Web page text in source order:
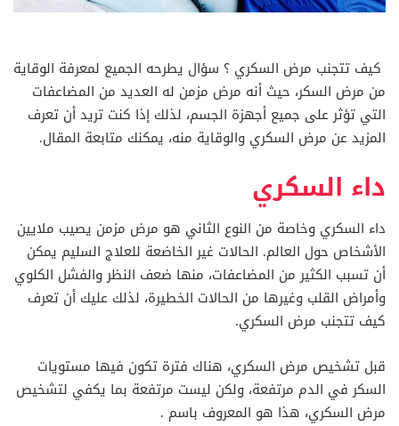
كيف تتجنب مرض السكري ؟ سؤال يطرحه الجميع لمعرفة الوقاية
من مرض السكر، حيث أنه مرض مزمن له العديد من المضاعفات
التي تؤثر على جميع أجهزة الجسم، لذلك إذا كنت تريد أن تعرف
المزيد عن مرض السكري والوقاية منه، يمكنك متابعة المقال.
داء السكري
داء السكري وخاصة من النوع الثاني هو مرض مزمن يصيب ملايين
الأشخاص حول العالم. الحالات غير الخاضعة للعلاج السليم يمكن
أن تسبب الكثير من المضاعفات، منها ضعف النظر والفشل الكلوي
وأمراض القلب وغيرها من الحالات الخطيرة، لذلك عليك أن تعرف
كيف تتجنب مرض السكري.
قبل تشخيص مرض السكري، هناك فترة تكون فيها مستويات
السكر في الدم مرتفعة، ولكن ليست مرتفعة بما يكفي لتشخيص
مرض السكري، هذا هو المعروف باسم .